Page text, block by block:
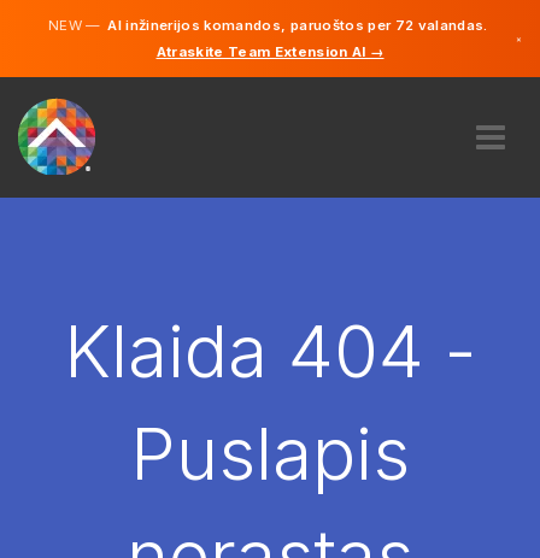
NEW —AI inžinerijos komandos, paruoštos per 72 valandas.
Atraskite Team Extension AI →
×
SAMDYTI
Anglų
Klaida 404 -
Puslapis